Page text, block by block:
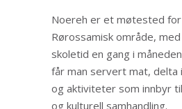
Noereh er et møtested for
Rørossamisk område,
skoletid en gang i
får man servert mat, delta
og aktiviteter som innbyr
og kulturell samhandling.